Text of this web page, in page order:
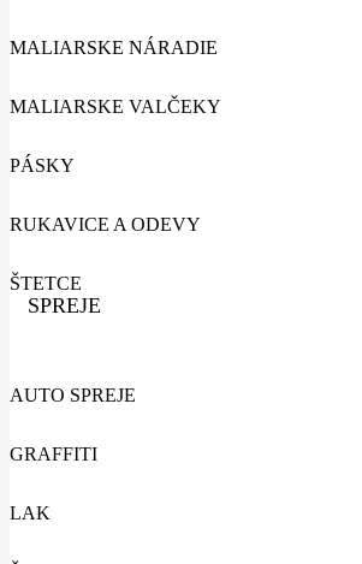
MALIARSKE NÁRADIE
MALIARSKE VALČEKY
PÁSKY
RUKAVICE A ODEVY
ŠTETCE
SPREJE
AUTO SPREJE
GRAFFITI
LAK